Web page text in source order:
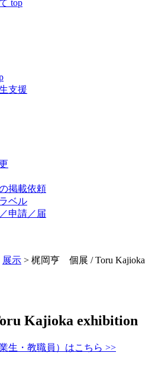
top
支援
掲載依頼
ベル
申請／届
展示 > 梶岡亨 個展 / Toru Kajioka
Kajioka exhibition
生・教職員）はこちら >>